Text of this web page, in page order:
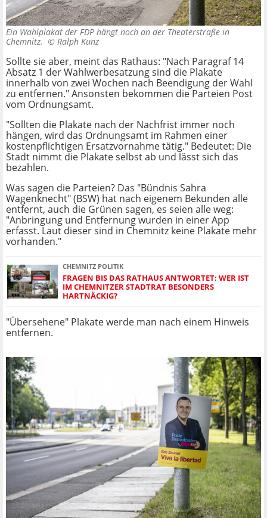
Ein Wahlplakat der FDP hängt noch an der Theaterstraße in
Chemnitz. © Ralph Kunz
Sollte sie aber, meint das Rathaus: "Nach Paragraf 14
Absatz 1 der Wahlwerbesatzung sind die Plakate
innerhalb von zwei Wochen nach Beendigung der Wahl
zu entfernen." Ansonsten bekommen die Parteien Post
vom Ordnungsamt.
"Sollten die Plakate nach der Nachfrist immer noch
hängen, wird das Ordnungsamt im Rahmen einer
kostenpflichtigen Ersatzvornahme tätig." Bedeutet: Die
Stadt nimmt die Plakate selbst ab und lässt sich das
bezahlen.
Was sagen die Parteien? Das "Bündnis Sahra
Wagenknecht" (BSW) hat nach eigenem Bekunden alle
entfernt, auch die Grünen sagen, es seien alle weg:
"Anbringung und Entfernung wurden in einer App
erfasst. Laut dieser sind in Chemnitz keine Plakate mehr
vorhanden."
CHEMNITZ POLITIK
FRAGEN BIS DAS RATHAUS ANTWORTET: WER IST
IM CHEMNITZER STADTRAT BESONDERS
HARTNÄCKIG?
"Übersehene" Plakate werde man nach einem Hinweis
entfernen.